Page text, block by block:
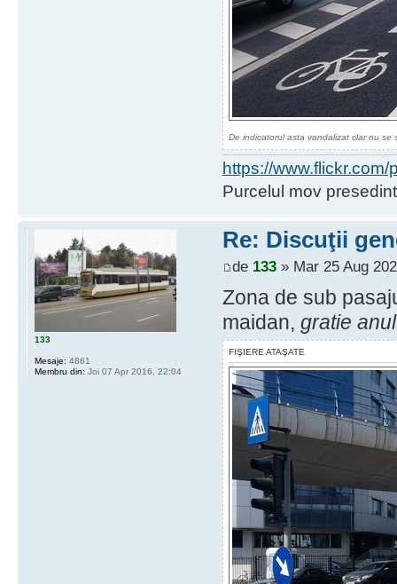
De indicatorul asta vandalizat clar nu se
https://
Purcelul mov
Re: Discuţii
de 133» Mar 25 Aug
Zona de sub
maidan, gratie
FIŞIERE ATAŞATE
133
Mesaje: 4861
Membru din: Joi 07 Apr 2016, 22:04